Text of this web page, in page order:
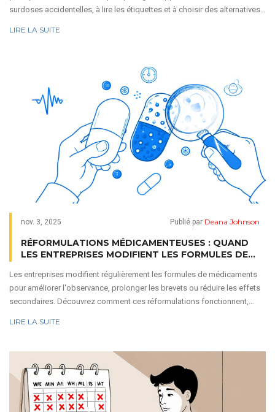
surdoses accidentelles, à lire les étiquettes et à choisir des alternatives
LIRE LA SUITE
nov. 3, 2025 Publié par Deana Johnson
RÉFORMULATIONS MÉDICAMENTEUSES : QUAND
LES ENTREPRISES MODIFIENT LES FORMULES DE
Les entreprises modifient régulièrement les formules de médicaments
pour améliorer l'observance, prolonger les brevets ou réduire les effets
secondaires. Découvrez comment ces réformulations fonctionnent,
LIRE LA SUITE